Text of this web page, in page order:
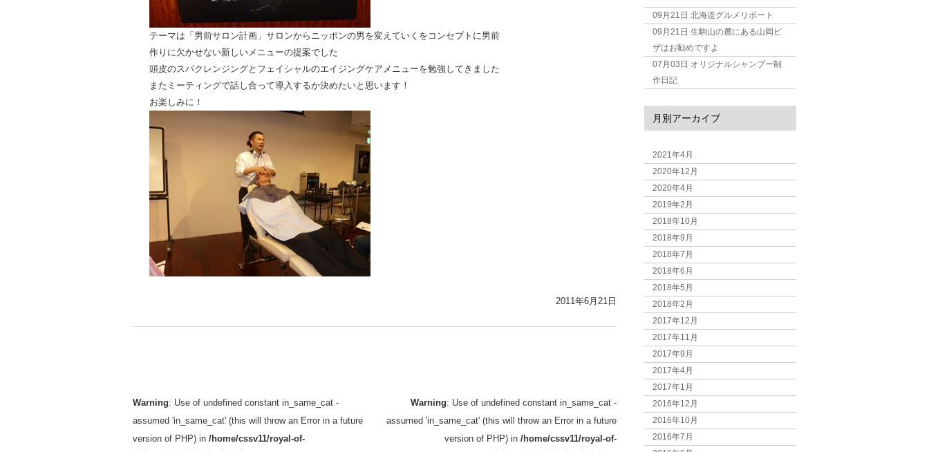
テーマは「男前サロン計画」サロンからニッポンの男を変えていくをコンセプトに男前
作りに欠かせない新しいメニューの提案でした
頭皮のスパクレンジングとフェイシャルのエイジングケアメニューを勉強してきました
またミーティングで話し合って導入するか決めたいと思います！
お楽しみに！
2011年6月21日
Warning: Use of undefined constant in_same_cat -
assumed 'in_same_cat' (this will throw an Error in a future
version of PHP) in /home/cssv11/royal-of-
Warning: Use of undefined constant in_same_cat -
assumed 'in_same_cat' (this will throw an Error in a future
version of PHP) in /home/cssv11/royal-of-
09月21日 北海道グルメリポート
09月21日 生駒山の麓にある山岡ピ
ザはお勧めですよ
07月03日 オリジナルシャンプー制
作日記
月別アーカイブ
2021年4月
2020年12月
2020年4月
2019年2月
2018年10月
2018年9月
2018年7月
2018年6月
2018年5月
2018年2月
2017年12月
2017年11月
2017年9月
2017年4月
2017年1月
2016年12月
2016年10月
2016年7月